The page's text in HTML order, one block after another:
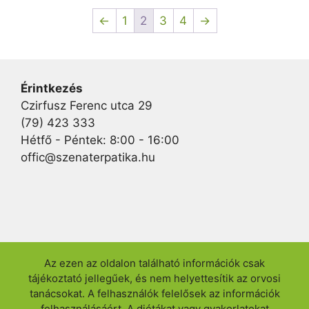
← 1 2 3 4 →
Érintkezés
Czirfusz Ferenc utca 29
(79) 423 333
Hétfő - Péntek: 8:00 - 16:00
offic@szenaterpatika.hu
Az ezen az oldalon található információk csak
tájékoztató jellegűek, és nem helyettesítik az orvosi
tanácsokat. A felhasználók felelősek az információk